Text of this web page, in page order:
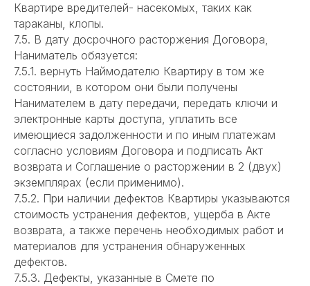
Квартире вредителей- насекомых, таких как
тараканы, клопы.
7.5. В дату досрочного расторжения Договора,
Наниматель обязуется:
7.5.1. вернуть Наймодателю Квартиру в том же
состоянии, в котором они были получены
Нанимателем в дату передачи, передать ключи и
электронные карты доступа, уплатить все
имеющиеся задолженности и по иным платежам
согласно условиям Договора и подписать Акт
возврата и Соглашение о расторжении в 2 (двух)
экземплярах (если применимо).
7.5.2. При наличии дефектов Квартиры указываются
стоимость устранения дефектов, ущерба в Акте
возврата, а также перечень необходимых работ и
материалов для устранения обнаруженных
дефектов.
7.5.3. Дефекты, указанные в Смете по